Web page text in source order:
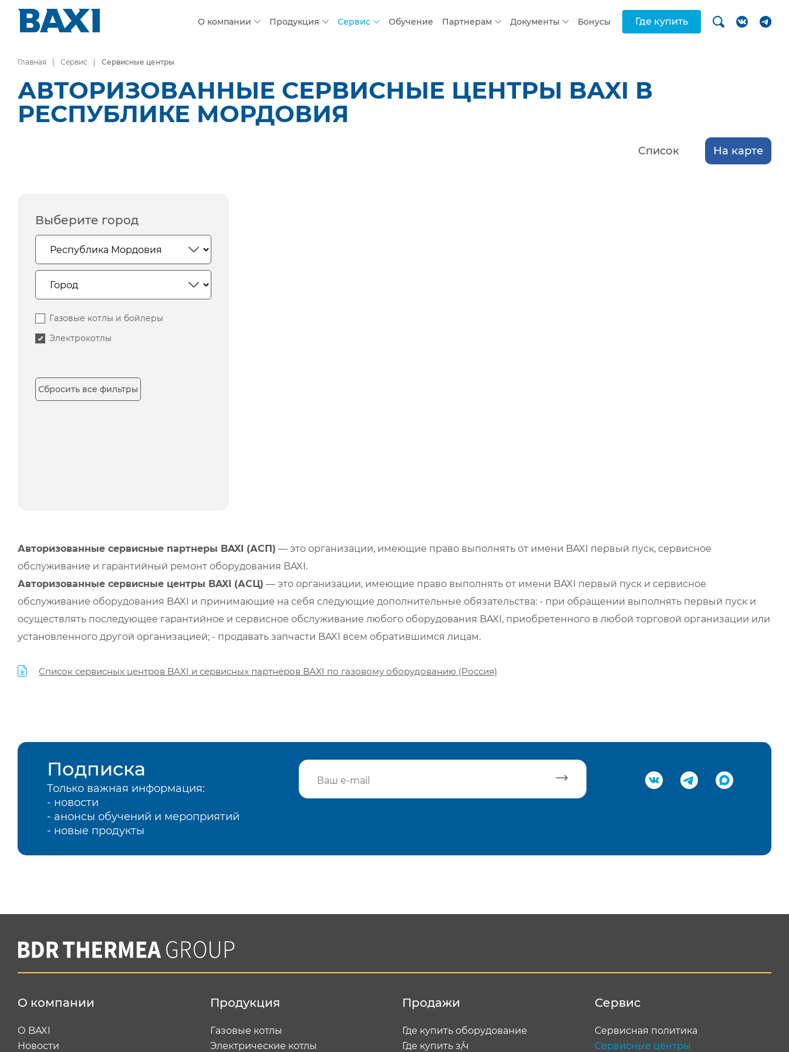
О компании Продукция Сервис Обучение Партнерам Документы Бонусы Где купить
Главная Сервис Сервисные центры
АВТОРИЗОВАННЫЕ СЕРВИСНЫЕ ЦЕНТРЫ BAXI В
РЕСПУБЛИКЕ МОРДОВИЯ
Список На карте
Выберите город
Газовые котлы и бойлеры
Электрокотлы
Сбросить все фильтры
Авторизованные сервисные партнеры BAXI (АСП) — это организации, имеющие право выполнять от имени BAXI первый пуск, сервисное
обслуживание и гарантийный ремонт оборудования BAXI.
Авторизованные сервисные центры BAXI (АСЦ) — это организации, имеющие право выполнять от имени BAXI первый пуск и сервисное
обслуживание оборудования BAXI и принимающие на себя следующие дополнительные обязательства: - при обращении выполнять первый пуск и
осуществлять последующее гарантийное и сервисное обслуживание любого оборудования BAXI, приобретенного в любой торговой организации или
установленного другой организацией; - продавать запчасти BAXI всем обратившимся лицам.
Список сервисных центров BAXI и сервисных партнёров BAXI по газовому оборудованию (Россия)
Подписка
Только важная информация:
- новости
- анонсы обучений и мероприятий
- новые продукты
О компании
О BAXI
Новости
Продукция
Газовые котлы
Электрические котлы
Продажи
Где купить оборудование
Где купить з/ч
Сервис
Сервисная политика
Сервисные центры